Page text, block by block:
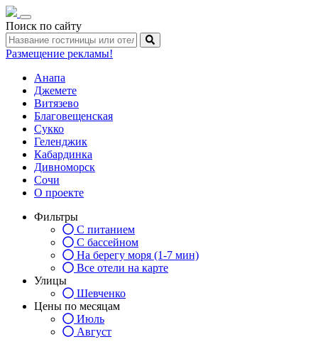
Toggle
navigation
Поиск по сайту
Размещение рекламы!
Анапа
Джемете
Витязево
Благовещенская
Сукко
Геленджик
Кабардинка
Дивноморск
Сочи
О проекте
Фильтры
С питанием
С бассейном
На берегу моря (1-7 мин)
Все отели на карте
Улицы
Шевченко
Цены по месяцам
Июль
Август